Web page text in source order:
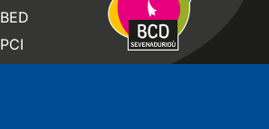
BED
PCI